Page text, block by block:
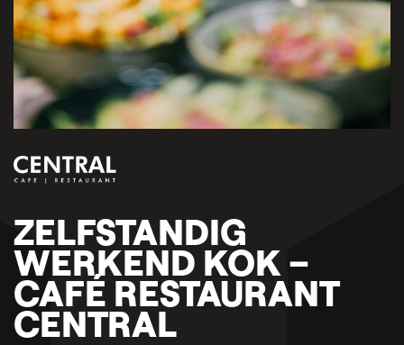
ZELFSTANDIG
WERKEND KOK –
CAFÉ RESTAURANT
CENTRAL